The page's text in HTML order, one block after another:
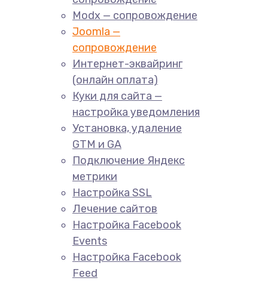
Modx — сопровождение
Joomla —
сопровождение
Интернет-эквайринг
(онлайн оплата)
Куки для сайта —
настройка уведомления
Установка, удаление
GTM и GA
Подключение Яндекс
метрики
Настройка SSL
Лечение сайтов
Настройка Facebook
Events
Настройка Facebook
Feed